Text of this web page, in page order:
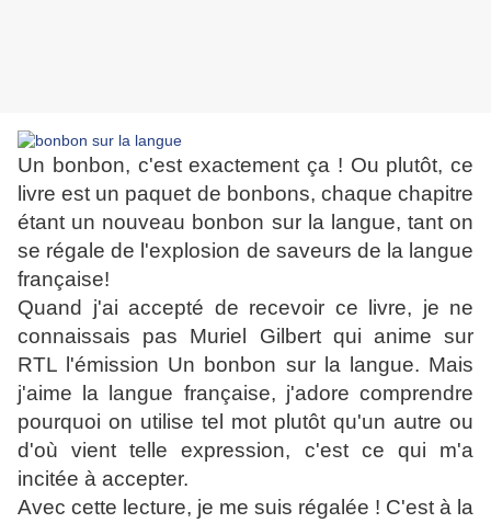
Un bonbon, c'est exactement ça ! Ou plutôt, ce
livre est un paquet de bonbons, chaque chapitre
étant un nouveau bonbon sur la langue, tant on
se régale de l'explosion de saveurs de la langue
française!
Quand j'ai accepté de recevoir ce livre, je ne
connaissais pas Muriel Gilbert qui anime sur
RTL l'émission Un bonbon sur la langue. Mais
j'aime la langue française, j'adore comprendre
pourquoi on utilise tel mot plutôt qu'un autre ou
d'où vient telle expression, c'est ce qui m'a
incitée à accepter.
Avec cette lecture, je me suis régalée ! C'est à la